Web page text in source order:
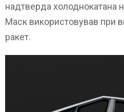
надтверда холоднокатана
Маск використовував при
ракет.